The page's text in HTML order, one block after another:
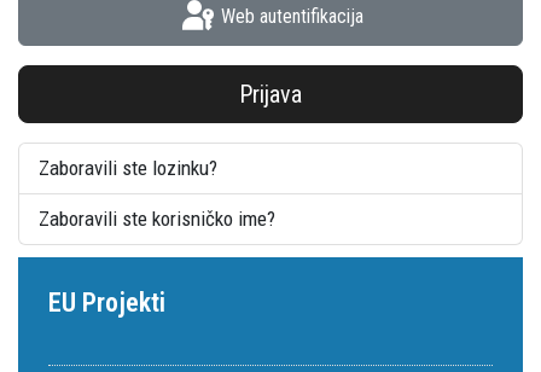
Web autentifikacija
Prijava
Zaboravili ste lozinku?
Zaboravili ste korisničko ime?
EU Projekti